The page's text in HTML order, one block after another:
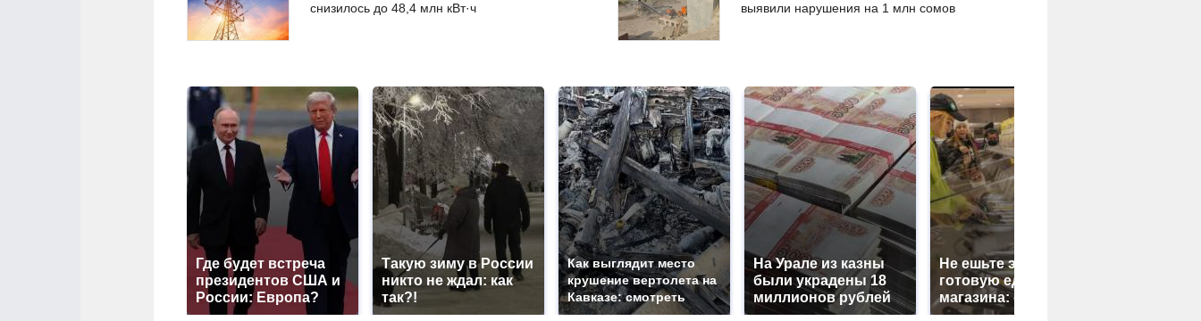
снизилось до 48,4 млн кВт·ч
выявили нарушения на 1 млн сомов
Где будет встреча
президентов США и
России: Европа?
Такую зиму в России
никто не ждал: как
так?!
Как выглядит место
крушение вертолета на
Кавказе: смотреть
На Урале из казны
были украдены 18
миллионов рублей
Не ешьте эту
готовую еду из
магазина: список